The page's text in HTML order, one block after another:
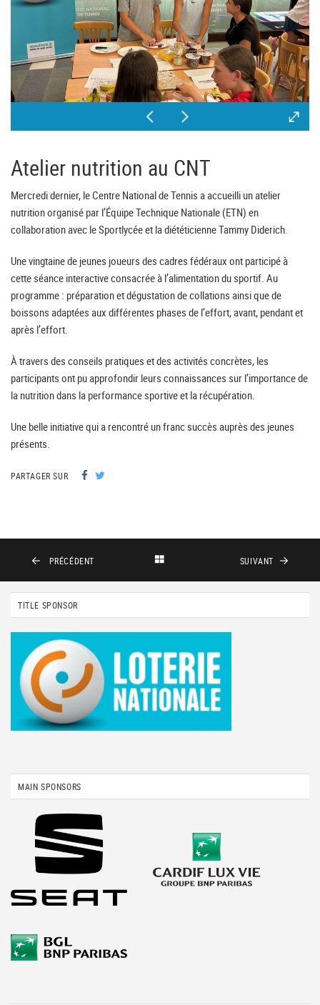
Atelier nutrition au CNT
Mercredi dernier, le Centre National de Tennis a accueilli un atelier
nutrition organisé par l’Équipe Technique Nationale (ETN) en
collaboration avec le Sportlycée et la diététicienne Tammy Diderich.
Une vingtaine de jeunes joueurs des cadres fédéraux ont participé à
cette séance interactive consacrée à l’alimentation du sportif. Au
programme : préparation et dégustation de collations ainsi que de
boissons adaptées aux différentes phases de l’effort, avant, pendant et
après l’effort.
À travers des conseils pratiques et des activités concrètes, les
participants ont pu approfondir leurs connaissances sur l’importance de
la nutrition dans la performance sportive et la récupération.
Une belle initiative qui a rencontré un franc succès auprès des jeunes
présents.
PARTAGER SUR
PRÉCÉDENT SUIVANT
TITLE SPONSOR
MAIN SPONSORS